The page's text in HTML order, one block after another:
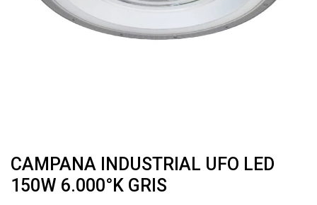
CAMPANA INDUSTRIAL UFO LED
150W 6.000°K GRIS